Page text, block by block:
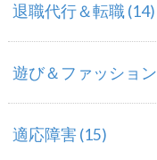
退職代行＆転職(14)
遊び＆ファッション
適応障害 (15)